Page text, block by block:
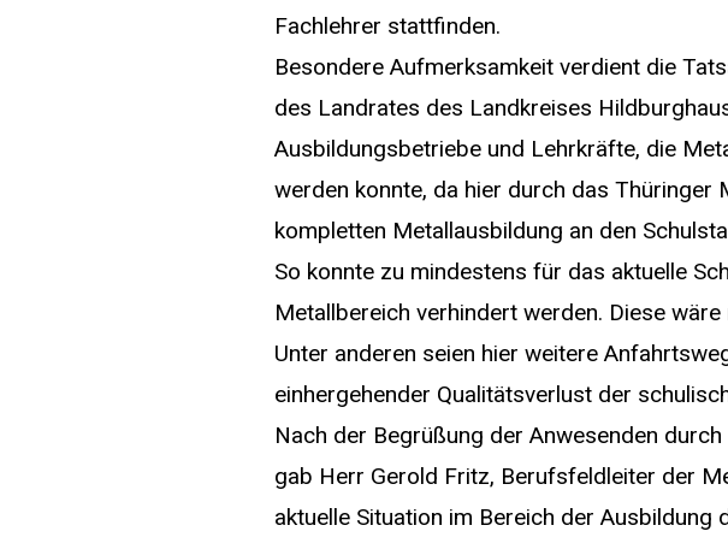
Fachlehrer stattfinden.
Besondere Aufmerksamkeit verdient die
des Landrates des Landkreises
Ausbildungsbetriebe und Lehrkräfte, die
werden konnte, da hier durch das
kompletten Metallausbildung an den
So konnte zu mindestens für das aktuelle
Metallbereich verhindert werden. Diese
Unter anderen seien hier weitere
einhergehender Qualitätsverlust der
Nach der Begrüßung der Anwesenden
gab Herr Gerold Fritz, Berufsfeldleiter der
aktuelle Situation im Bereich der Ausbildung